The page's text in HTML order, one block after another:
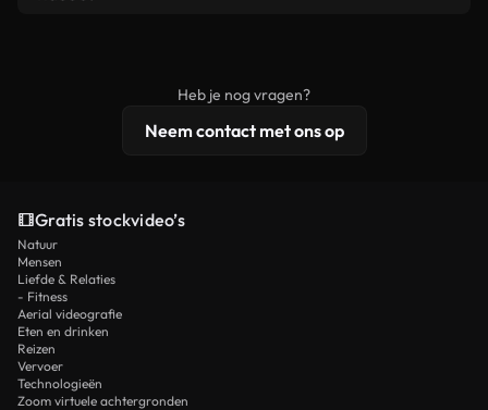
licentiebescherming omvat.
Heb je nog vragen?
Neem contact met ons op
Gratis stockvideo’s
Natuur
Mensen
Liefde & Relaties
- Fitness
Aerial videografie
Eten en drinken
Reizen
Vervoer
Technologieën
Zoom virtuele achtergronden